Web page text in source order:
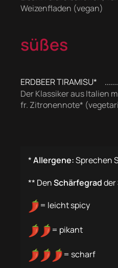
Weizenfladen (vegan)
süßes
ERDBEER TIRAMISU*
Der Klassiker aus Italien
fr. Zitronennote*
*Allergene:Sprechen
** DenSchärfegradder
= leicht spicy
= pikant
= scharf